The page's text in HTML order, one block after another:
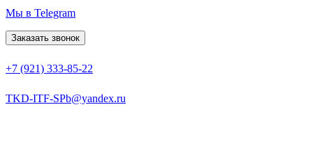
Мы в Telegram
Заказать звонок
+7 (921) 333-85-22
TKD-ITF-SPb@yandex.ru